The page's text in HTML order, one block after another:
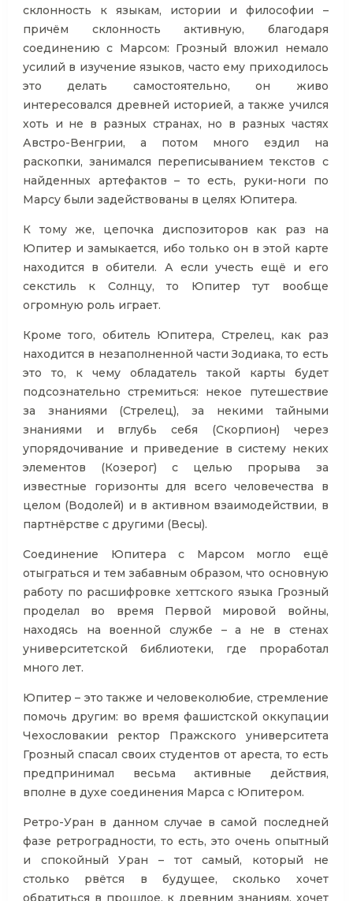
склонность к языкам, истории и философии –
причём склонность активную, благодаря
соединению с Марсом: Грозный вложил немало
усилий в изучение языков, часто ему приходилось
это делать самостоятельно, он живо
интересовался древней историей, а также учился
хоть и не в разных странах, но в разных частях
Австро-Венгрии, а потом много ездил на
раскопки, занимался переписыванием текстов с
найденных артефактов – то есть, руки-ноги по
Марсу были задействованы в целях Юпитера.
К тому же, цепочка диспозиторов как раз на
Юпитер и замыкается, ибо только он в этой карте
находится в обители. А если учесть ещё и его
секстиль к Солнцу, то Юпитер тут вообще
огромную роль играет.
Кроме того, обитель Юпитера, Стрелец, как раз
находится в незаполненной части Зодиака, то есть
это то, к чему обладатель такой карты будет
подсознательно стремиться: некое путешествие
за знаниями (Стрелец), за некими тайными
знаниями и вглубь себя (Скорпион) через
упорядочивание и приведение в систему неких
элементов (Козерог) с целью прорыва за
известные горизонты для всего человечества в
целом (Водолей) и в активном взаимодействии, в
партнёрстве с другими (Весы).
Соединение Юпитера с Марсом могло ещё
отыграться и тем забавным образом, что основную
работу по расшифровке хеттского языка Грозный
проделал во время Первой мировой войны,
находясь на военной службе – а не в стенах
университетской библиотеки, где проработал
много лет.
Юпитер – это также и человеколюбие, стремление
помочь другим: во время фашистской оккупации
Чехословакии ректор Пражского университета
Грозный спасал своих студентов от ареста, то есть
предпринимал весьма активные действия,
вполне в духе соединения Марса с Юпитером.
Ретро-Уран в данном случае в самой последней
фазе ретроградности, то есть, это очень опытный
и спокойный Уран – тот самый, который не
столько рвётся в будущее, сколько хочет
обратиться в прошлое, к древним знаниям, хочет